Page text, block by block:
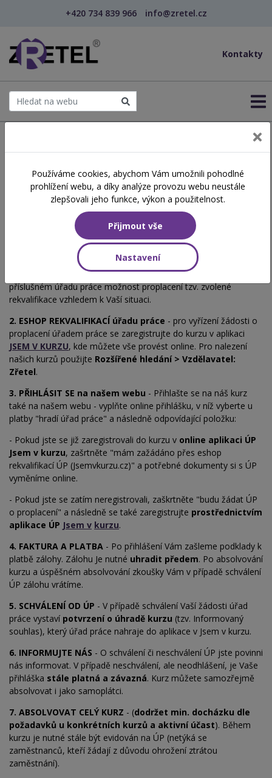
+420 734 839 966 info@zretel.cz
Kontakty
Jak získat rekvalifikační
kurz zdarma
Co je třeba udělat pro rekvalifikaci zdarma:
1. ZKONZULTOVAT- Doporučujeme zkonzultovat na
příslušném úřadu práce možnost proplacení tzv. zvolené
rekvalifikace vzhledem k Vaší situaci.
2. ESHOP REKVALIFIKACÍ úřadu práce - pro vyřízení žádosti o
proplacení úřadem práce se zaregistrujte do kurzu v aplikaci
JSEM V KURZU, kde můžete vše provést online. Pro nalezení
našich kurzů použijte Rozšířené hledání > Vzdělavatel:
Zřetel.
3. PŘIHLÁSIT SE na našem webu - Přihlašte se na náš kurz
také na našem webu - vyplňte online přihlášku, v níž vyberte u
platby "hradí úřad práce" a následně odpovídající položku:
- Pokud jste se již zaregistrovali do kurzu v online aplikaci ÚP
Jsem v kurzu, zašrtněte "mám zažádáno přes eshop
rekvalifikací ÚP (Jsemvkurzu.cz)" a potřebné dokumenty si s ÚP
vyměníme online.
- Pokud jste se zatím neregistrovali, zaškrtněte "budu žádat ÚP
o proplacení" a následně se také zaregistrujte prostřednictvím
aplikace ÚP Jsem v kurzu.
4. FAKTURA A PLATBA - Po přihlášení Vám zašleme podklady k
platbě zálohy. Zálohu Je nutné uhradit předem. Po absolvování
kurzu a úspěšném absolvování zkoušky Vám v případě schválení
ÚP zálohu vrátíme.
5. SCHVÁLENÍ OD ÚP - V případě schválení Vaší žádosti úřad
práce vystaví potvrzení o úhradě kurzu (tzv. Informovaný
souhlas), který úřad práce nahraje do aplikace v Jsem v kurzu.
6. INFORMUJTE NÁS - O schválení či neschválení ÚP jste povinni
nás informovat. V případě neschválení, ale neodhlášení, je Vaše
přihláška stále platná a závazná. Kurz můžete samozřejmě
absolvovat i jako samoplátci.
7. ABSOLVOVAT CELÝ KURZ - (dodržet min. docházku dle
požadavků u konkrétních kurzů a aktivní účast). Během
kurzu je nutné stále být evidován na ÚP (netýká se
zaměstnanců, kteří žádají z důvodu ohrožení ztrátou
zaměstnání).
Používáme cookies, abychom Vám umožnili pohodlné
prohlížení webu, a díky analýze provozu webu neustále
zlepšovali jeho funkce, výkon a použitelnost.
Přijmout vše
Nastavení